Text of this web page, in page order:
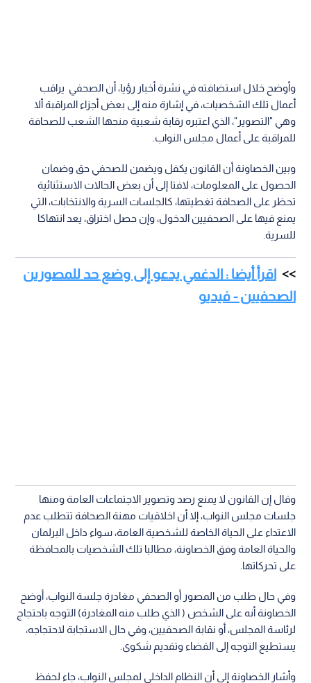
وأوضح خلال استضافته في نشرة أخبار رؤيا، أن الصحفي يراقب
أعمال تلك الشخصيات، في إشارة منه إلى بعض أجزاء المراقبة ألا
وهي "التصوير"، الذي اعتبره رقابة شعبية منحها الشعب للصحافة
للمراقبة على أعمال مجلس النواب.
وبين الخصاونة أن القانون يكفل ويضمن للصحفي حق وضمان
الحصول على المعلومات، لافتا إلى أن بعض الحالات الاستثنائية
تحظر على الصحافة تغطيتها، كالجلسات السرية والانتخابات، التي
يمنع فيها على الصحفيين الدخول، وإن حصل اختراق، يعد انتهاكا
للسرية.
اقرأ أيضا : الدغمي يدعو إلى وضع حد للمصورين
الصحفيين - فيديو
وقال إن القانون لا يمنع رصد وتصوير الاجتماعات العامة ومنها
جلسات مجلس النواب، إلا أن اخلاقيات مهنة الصحافة تتطلب عدم
الاعتداء على الحياة الخاصة للشخصية العامة، سواء داخل البرلمان
والحياة العامة وفق الخصاونة، مطالبا تلك الشخصيات بالمحافظة
على تحركاتها.
وفي حال طلب من المصور أو الصحفي مغادرة جلسة النواب، أوضح
الخصاونة أنه على الشخص ( الذي طلب منه المغادرة) التوجه باحتجاج
لرئاسة المجلس، أو نقابة الصحفيين، وفي حال الاستجابة لاحتجاجه،
يستطيع التوجه إلى القضاء وتقديم شكوى.
وأشار الخصاونة إلى أن النظام الداخلي لمجلس النواب، جاء لحفظ